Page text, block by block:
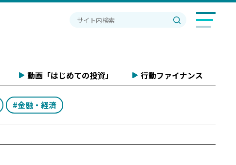
動画「はじめての投資」 行動ファイナンス
#金融・経済